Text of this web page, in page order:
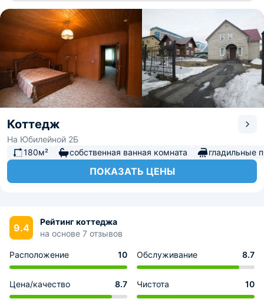
Коттедж
На Юбилейной 2Б
180м²
собственная ванная комната гладильные
ПОКАЗАТЬ ЦЕНЫ
9.4
Рейтинг коттеджа
на основе 7 отзывов
Расположение 10 Обслуживание 8.7
Цена/качество 8.7 Чистота 10